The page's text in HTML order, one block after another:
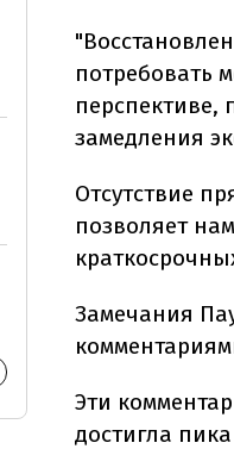
потребовать
замедления
Отсутствие
позволяет
Замечания
Эти
достигла